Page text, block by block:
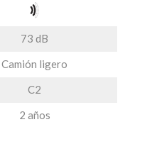
73 dB
Camión ligero
C2
2 años